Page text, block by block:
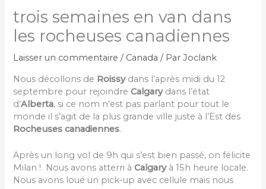
trois semaines en van dans
les rocheuses canadiennes
Laisser un commentaire / Canada / ParJoclank
Nous décollons de Roissydans l’après midi du 12
septembre pour rejoindreCalgarydans l’état
d’Alberta, si ce nom n’est pas parlant pour tout le
monde il s’agit de la plus grande ville juste à l’Est des
Rocheuses canadiennes.
Après un long vol de 9h qui s’est bien passé, on félicite
Milan ! Nous avons atterri àCalgaryà 15h heure locale.
Nous avons loué un pick-up avec cellule mais nous